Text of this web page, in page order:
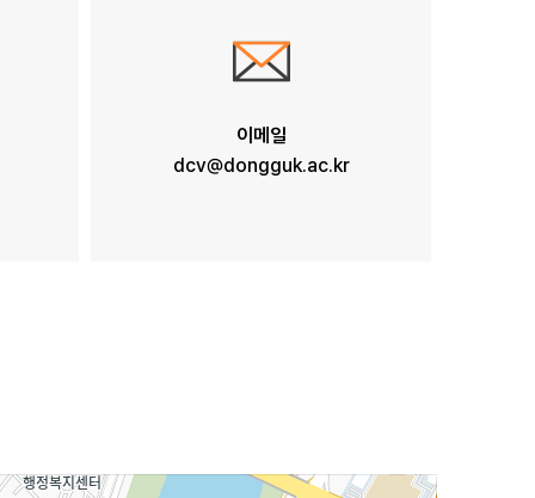
이메일
dcv@dongguk.ac.kr